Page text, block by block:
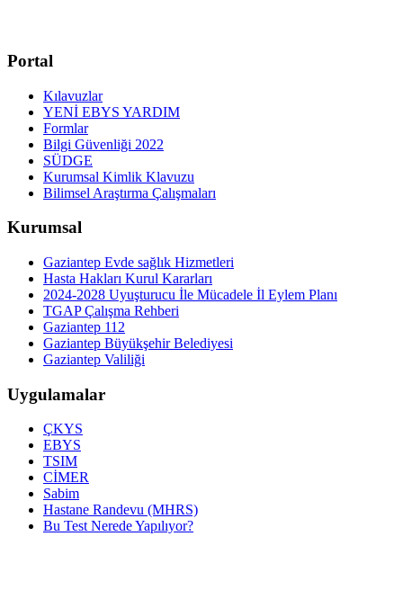
Portal
Kılavuzlar
YENİ EBYS YARDIM
Formlar
Bilgi Güvenliği 2022
SÜDGE
Kurumsal Kimlik Klavuzu
Bilimsel Araştırma Çalışmaları
Kurumsal
Gaziantep Evde sağlık Hizmetleri
Hasta Hakları Kurul Kararları
2024-2028 Uyuşturucu İle Mücadele İl Eylem Planı
TGAP Çalışma Rehberi
Gaziantep 112
Gaziantep Büyükşehir Belediyesi
Gaziantep Valiliği
Uygulamalar
ÇKYS
EBYS
TSIM
CİMER
Sabim
Hastane Randevu (MHRS)
Bu Test Nerede Yapılıyor?